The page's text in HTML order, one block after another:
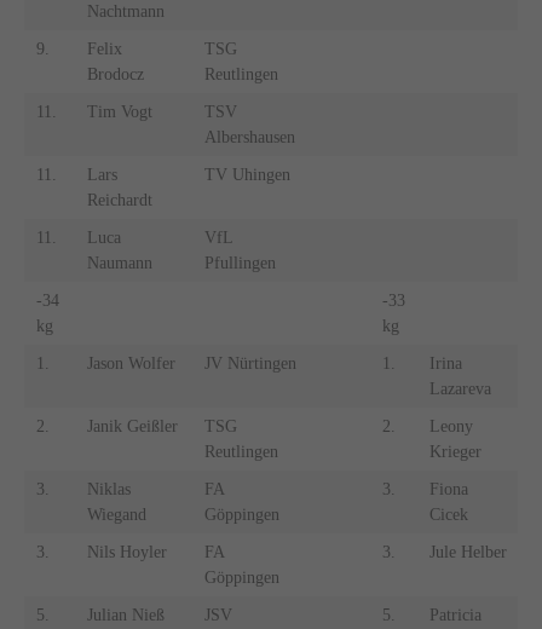
Nachtmann
9.
Felix
Brodocz
TSG
Reutlingen
11. Tim Vogt
TSV
Albershausen
11.
Lars
Reichardt
TV Uhingen
11.
Luca
Naumann
VfL
Pfullingen
-34
kg
-33
kg
1. Jason Wolfer JV Nürtingen 1.
Irina
Lazareva
2. Janik Geißler
TSG
Reutlingen
2.
Leony
Krieger
3.
Niklas
Wiegand
FA
Göppingen
3.
Fiona
Cicek
3. Nils Hoyler
FA
Göppingen
3. Jule Helber
5. Julian Nieß
JSV
5.
Patricia